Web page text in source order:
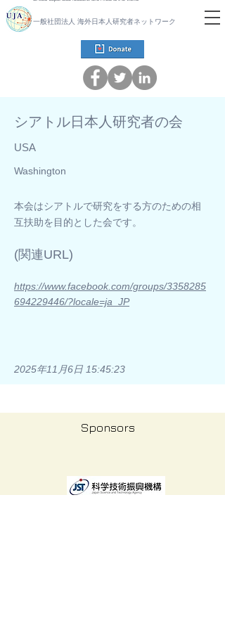
一般社団法人 海外日本人研究者ネットワーク
シアトル日本人研究者の会
USA
Washington
本会はシアトルで研究をする方のための相
互扶助を目的とした会です。
​(関連URL)
https://www.facebook.com/groups/3358285
694229446/?locale=ja_JP
2025年11月6日 15:45:23
Sponsors